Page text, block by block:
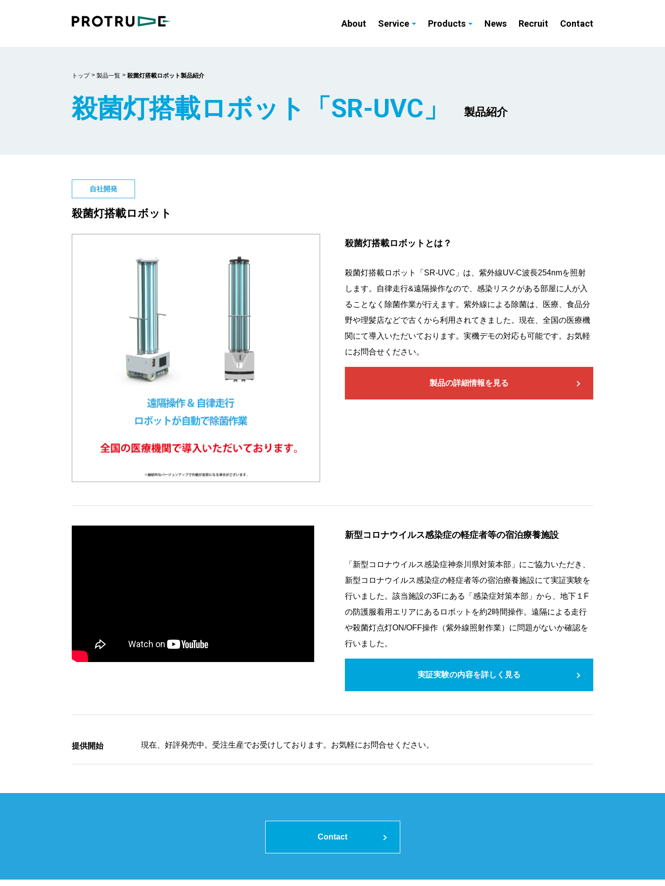
About Service Products News Recruit Contact
トップ 製品一覧 殺菌灯搭載ロボット製品紹介
殺菌灯搭載ロボット「SR-UVC」 製品紹介
自社開発
殺菌灯搭載ロボット
殺菌灯搭載ロボットとは？
殺菌灯搭載ロボット「SR-UVC」は、紫外線UV-C波長254nmを照射
します。自律走行&遠隔操作なので、感染リスクがある部屋に人が入
ることなく除菌作業が行えます。紫外線による除菌は、医療、食品分
野や理髪店などで古くから利用されてきました。現在、全国の医療機
関にて導入いただいております。実機デモの対応も可能です。お気軽
にお問合せください。
製品の詳細情報を見る
新型コロナウイルス感染症の軽症者等の宿泊療養施設
「新型コロナウイルス感染症神奈川県対策本部」にご協力いただき、
新型コロナウイルス感染症の軽症者等の宿泊療養施設にて実証実験を
行いました。該当施設の3Fにある「感染症対策本部」から、地下１F
の防護服着用エリアにあるロボットを約2時間操作。遠隔による走行
や殺菌灯点灯ON/OFF操作（紫外線照射作業）に問題がないか確認を
行いました。
実証実験の内容を詳しく見る
提供開始 現在、好評発売中。受注生産でお受けしております。お気軽にお問合せください。
Contact